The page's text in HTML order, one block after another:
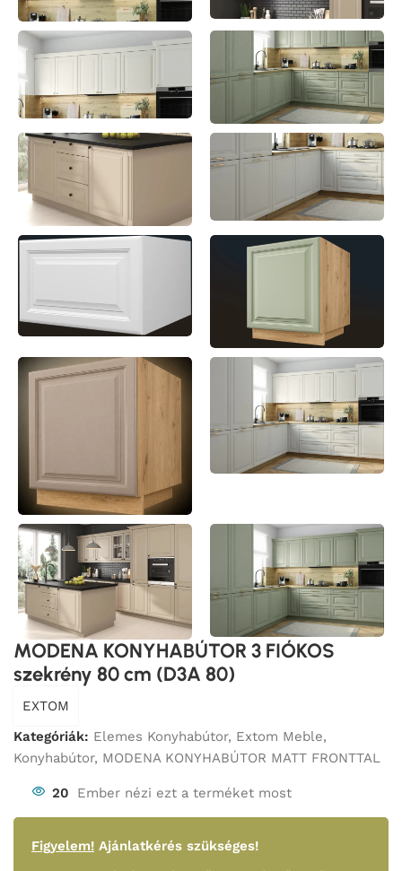
MODENA KONYHABÚTOR 3 FIÓKOS
szekrény 80 cm (D3A 80)
EXTOM
Kategóriák: Elemes Konyhabútor, Extom Meble,
Konyhabútor, MODENA KONYHABÚTOR MATT FRONTTAL
20 Ember nézi ezt a terméket most
Figyelem! Ajánlatkérés szükséges!